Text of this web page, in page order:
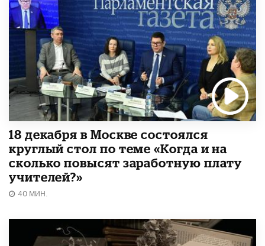
18 декабря в Москве состоялся
круглый стол по теме «Когда и на
сколько повысят заработную плату
учителей?»
40 МИН.